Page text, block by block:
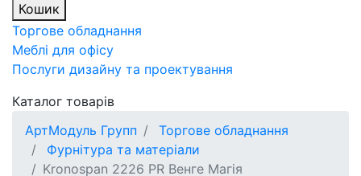
Кошик
Торгове обладнання
Меблі для офісу
Послуги дизайну та проектування
Каталог товарів
АртМодуль Групп
Торгове обладнання
Фурнітура та матеріали
Kronospan 2226 PR Венге Магія